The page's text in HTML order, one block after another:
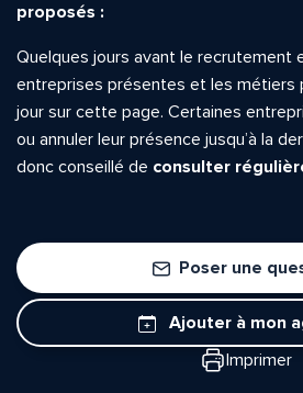
proposés :
Quelques jours avant le recrutement
entreprises présentes et les métiers
jour sur cette page. Certaines
ou annuler leur présence jusqu’à la
donc conseillé de consulter
Poser une
Ajouter à mon
Imprimer
Prénom et nom*
Quelle est la pertinence de